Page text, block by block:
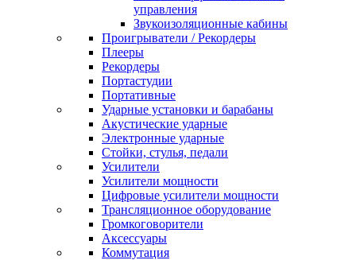
управления
Звукоизоляционные кабины
Проигрыватели / Рекордеры
Плееры
Рекордеры
Портастудии
Портативные
Ударные установки и барабаны
Акустические ударные
Электронные ударные
Стойки, стулья, педали
Усилители
Усилители мощности
Цифровые усилители мощности
Трансляционное оборудование
Громкоговорители
Аксессуары
Коммутация